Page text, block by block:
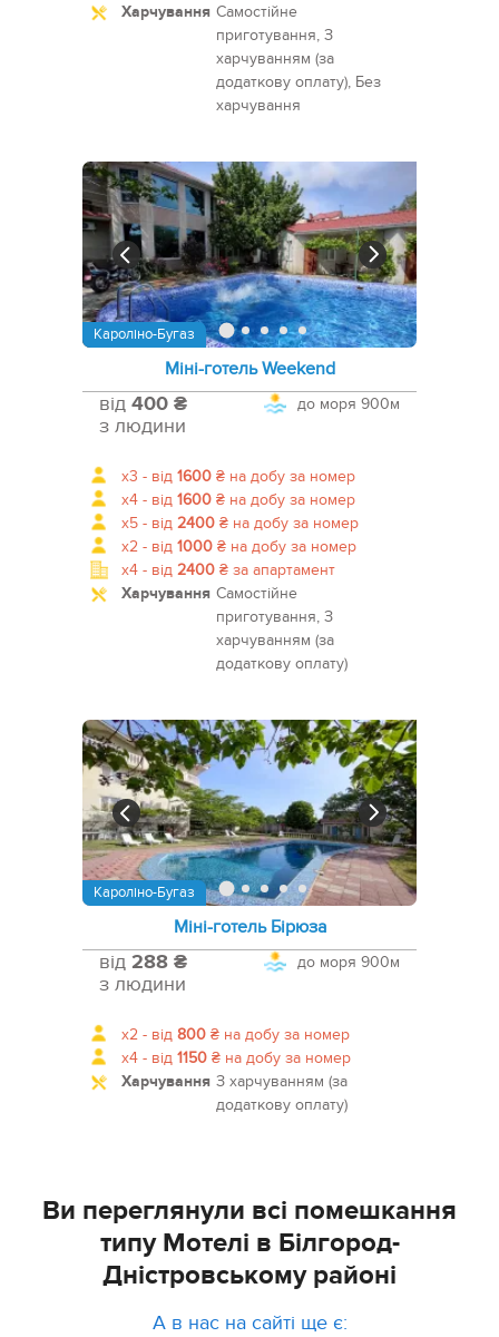
Харчування Самостійне
приготування, З
харчуванням (за
додаткову оплату), Без
харчування
Кароліно-Бугаз
Міні-готель Weekend
до моря 900м
від 400 ₴
з людини
x3 - від 1600 ₴ на добу за номер
x4 - від 1600 ₴ на добу за номер
x5 - від 2400 ₴ на добу за номер
x2 - від 1000 ₴ на добу за номер
x4 - від 2400 ₴ за апартамент
Харчування Самостійне
приготування, З
харчуванням (за
додаткову оплату)
Кароліно-Бугаз
Міні-готель Бірюза
до моря 900м
від 288 ₴
з людини
x2 - від 800 ₴ на добу за номер
x4 - від 1150 ₴ на добу за номер
Харчування З харчуванням (за
додаткову оплату)
Ви переглянули всі помешкання
типу Мотелі в Білгород-
Дністровському районі
А в нас на сайті ще є: